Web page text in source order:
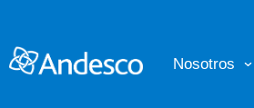
Nosotros